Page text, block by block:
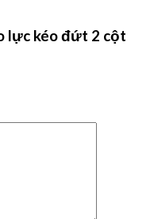
lực kéo đứt 2 cột